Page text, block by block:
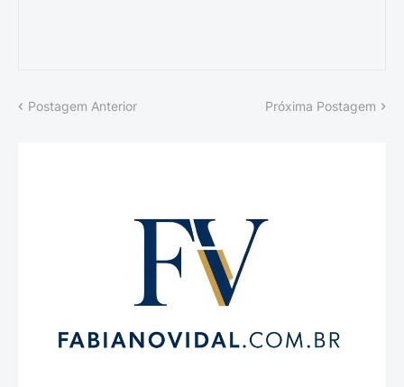
Postagem Anterior Próxima Postagem